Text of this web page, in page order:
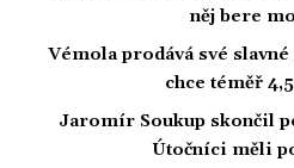
něj bere
Vémola prodává své slavné
chce téměř
Jaromír Soukup skončil
Útočníci měli